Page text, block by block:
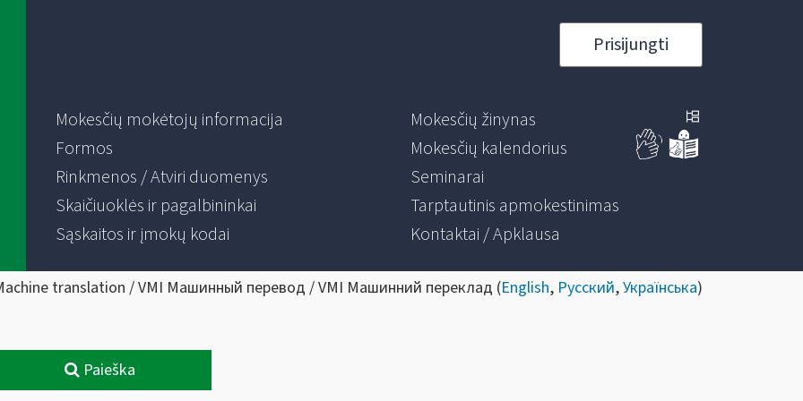
Prisijungti
Mokesčių mokėtojų informacija
Formos
Rinkmenos / Atviri duomenys
Skaičiuoklės ir pagalbininkai
Sąskaitos ir įmokų kodai
Mokesčių žinynas
Mokesčių kalendorius
Seminarai
Tarptautinis apmokestinimas
Kontaktai / Apklausa
translation / VMI Машинный перевод / VMI Машинний переклад (English, Русский,Українська)
Paieška